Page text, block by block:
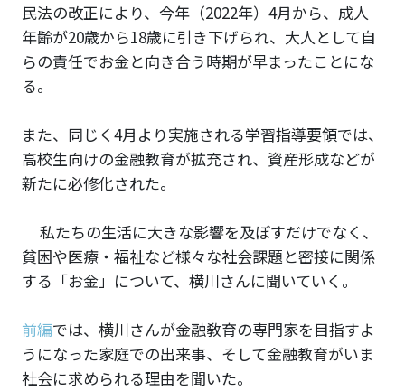
民法の改正により、今年（2022年）4月から、成人
年齢が20歳から18歳に引き下げられ、大人として自
らの責任でお金と向き合う時期が早まったことにな
る。
また、同じく4月より実施される学習指導要領では、
高校生向けの金融教育が拡充され、資産形成などが
新たに必修化された。
私たちの生活に大きな影響を及ぼすだけでなく、
貧困や医療・福祉など様々な社会課題と密接に関係
する「お金」について、横川さんに聞いていく。
前編では、横川さんが金融敎育の専門家を目指すよ
うになった家庭での出来事、そして金融教育がいま
社会に求められる理由を聞いた。